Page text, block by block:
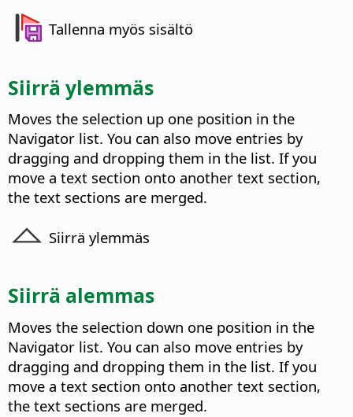
Tallenna myös sisältö
Siirrä ylemmäs
Moves the selection up one position in the
Navigator list. You can also move entries by
dragging and dropping them in the list. If you
move a text section onto another text section,
the text sections are merged.
Siirrä ylemmäs
Siirrä alemmas
Moves the selection down one position in the
Navigator list. You can also move entries by
dragging and dropping them in the list. If you
move a text section onto another text section,
the text sections are merged.